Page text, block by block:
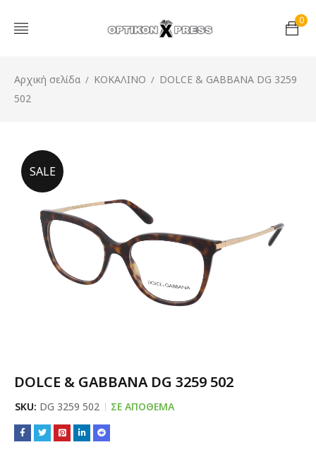
0
Αρχική σελίδα / ΚΟΚΑΛΙΝΟ / DOLCE & GABBANA DG 3259
502
SALE
DOLCE & GABBANA DG 3259 502
SKU: DG 3259 502 ΣΕ ΑΠΌΘΕΜΑ